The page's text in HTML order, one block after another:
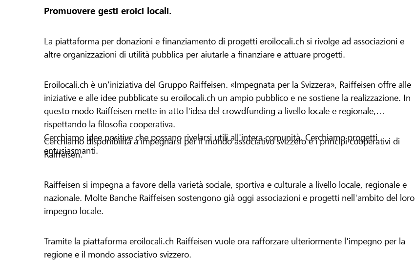
Promuovere gesti eroici locali.
La piattaforma per donazioni e finanziamento di progetti eroilocali.ch si rivolge ad associazioni e
altre organizzazioni di utilità pubblica per aiutarle a finanziare e attuare progetti.
Eroilocali.ch è un'iniziativa del Gruppo Raiffeisen. «Impegnata per la Svizzera», Raiffeisen offre alle
iniziative e alle idee pubblicate su eroilocali.ch un ampio pubblico e ne sostiene la realizzazione. In
questo modo Raiffeisen mette in atto l'idea del crowdfunding a livello locale e regionale,
rispettando la filosofia cooperativa.
Cerchiamo idee positive che possano rivelarsi utili all'intera comunità. Cerchiamo progetti
entusiasmanti.
Cerchiamo disponibilità a impegnarsi per il mondo associativo svizzero e i principi cooperativi di
Raiffeisen.
Raiffeisen si impegna a favore della varietà sociale, sportiva e culturale a livello locale, regionale e
nazionale. Molte Banche Raiffeisen sostengono già oggi associazioni e progetti nell'ambito del loro
impegno locale.
Tramite la piattaforma eroilocali.ch Raiffeisen vuole ora rafforzare ulteriormente l'impegno per la
regione e il mondo associativo svizzero.